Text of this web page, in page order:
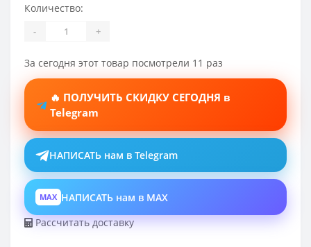
Количество:
- +
За сегодня этот товар посмотрели 11 раз
🔥 ПОЛУЧИТЬ СКИДКУ СЕГОДНЯ в
Telegram
НАПИСАТЬ нам в Telegram
MAX НАПИСАТЬ нам в MAX
Рассчитать доставку